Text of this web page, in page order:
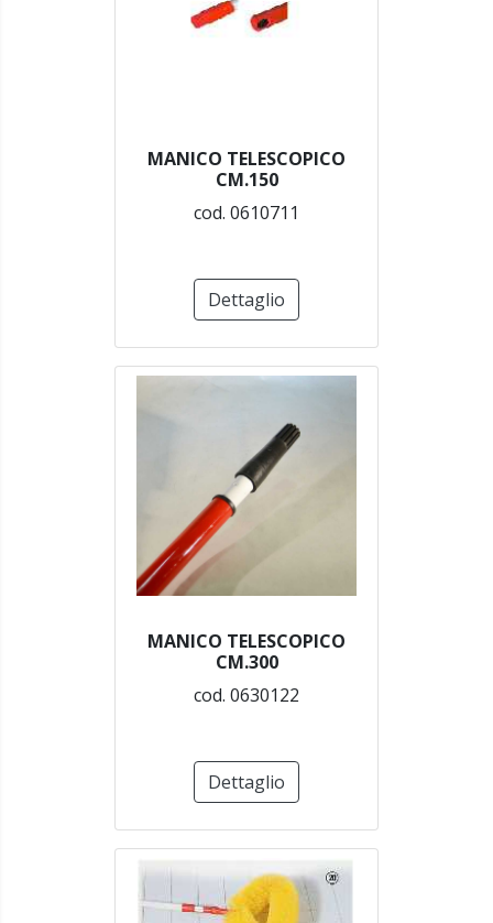
MANICO TELESCOPICO
CM.150
cod. 0610711
Dettaglio
MANICO TELESCOPICO
CM.300
cod. 0630122
Dettaglio